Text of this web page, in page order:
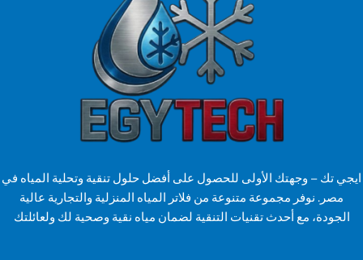
تك – وجهتك الأولى للحصول على أفضل حلول تنقية وتحلية المياه في
مصر. نوفر مجموعة متنوعة من فلاتر المياه المنزلية والتجارية عالية
مع أحدث تقنيات التنقية لضمان مياه نقية وصحية لك ولعائلتك